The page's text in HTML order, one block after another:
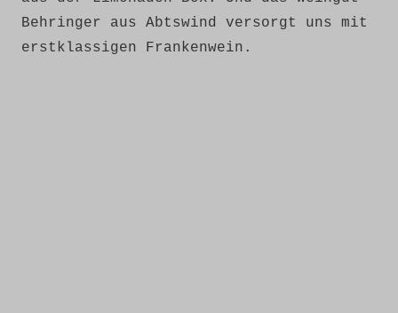
Behringer aus Abtswind versorgt uns mit
erstklassigen Frankenwein.